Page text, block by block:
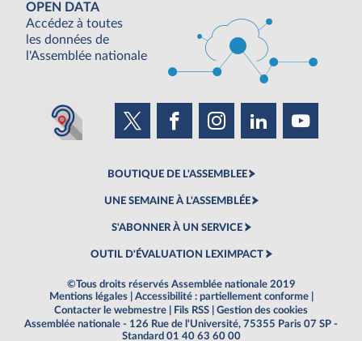
OPEN DATA
Accédez à toutes
les données de
l'Assemblée nationale
BOUTIQUE DE L'ASSEMBLEE
UNE SEMAINE À L'ASSEMBLÉE
S'ABONNER À UN SERVICE
OUTIL D'ÉVALUATION LEXIMPACT
©Tous droits réservés Assemblée nationale 2019
Mentions légales
Accessibilité : partiellement conforme
Contacter le webmestre
Fils RSS
Gestion des cookies
Assemblée nationale - 126 Rue de l'Université, 75355 Paris 07 SP -
Standard 01 40 63 60 00